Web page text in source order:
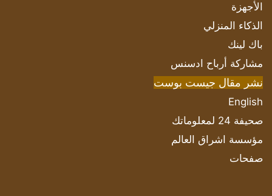
الأجهزة
الذكاء المنزلي
باك لينك
مشاركة أرباح ادسنس
نشر مقال جيست بوست
English
صحيفة 24 لمعلوماتك
مؤسسة اشراق العالم
صفحات